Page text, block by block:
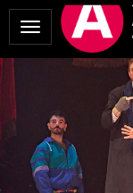
Mostrar Menú